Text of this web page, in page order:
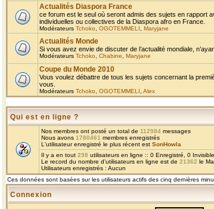
Actualités Diaspora France
ce forum est le seul où seront admis des sujets en rapport
individuelles ou collectives de la Diaspora afro en France.
Modérateurs Tchoko OGOTEMMELI Maryjane
Actualités Monde
Si vous avez envie de discuter de l’actualité mondiale,
Modérateurs Tchoko Chabine Maryjane
Coupe du Monde 2010
Vous voulez débattre de tous les sujets concernant la
vous.
Modérateurs Tchoko OGOTEMMELI Alex
Qui est en ligne ?
Nos membres ont posté un total de 112984 messages
Nous avons 1780461 membres enregistrés
L'utilisateur enregistré le plus récent est SonHowla
Il y a en tout 298 utilisateurs en ligne :: 0 Enregistré, 0
Le record du nombre d'utilisateurs en ligne est de 21362 le
Utilisateurs enregistrés : Aucun
Ces données sont basées sur les utilisateurs actifs des cinq dernières
Connexion